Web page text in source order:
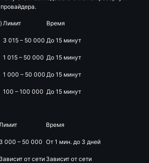
Лимит Время
3 015 – 50 000 До 15 минут
1 015 – 50 000 До 15 минут
1 000 – 50 000 До 15 минут
100 – 100 000 До 15 минут
Лимит Время
3 000 – 50 000 От 1 мин. до 3 дней
Зависит от сети Зависит от сети